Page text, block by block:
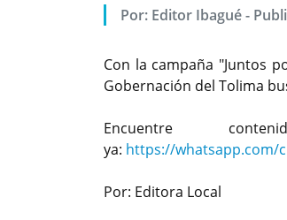
Por: Editor Ibagué -
Con la campaña "Juntos
Gobernación del Tolima
Encuentre
ya: https://whatsapp.com/
Por: Editora Local